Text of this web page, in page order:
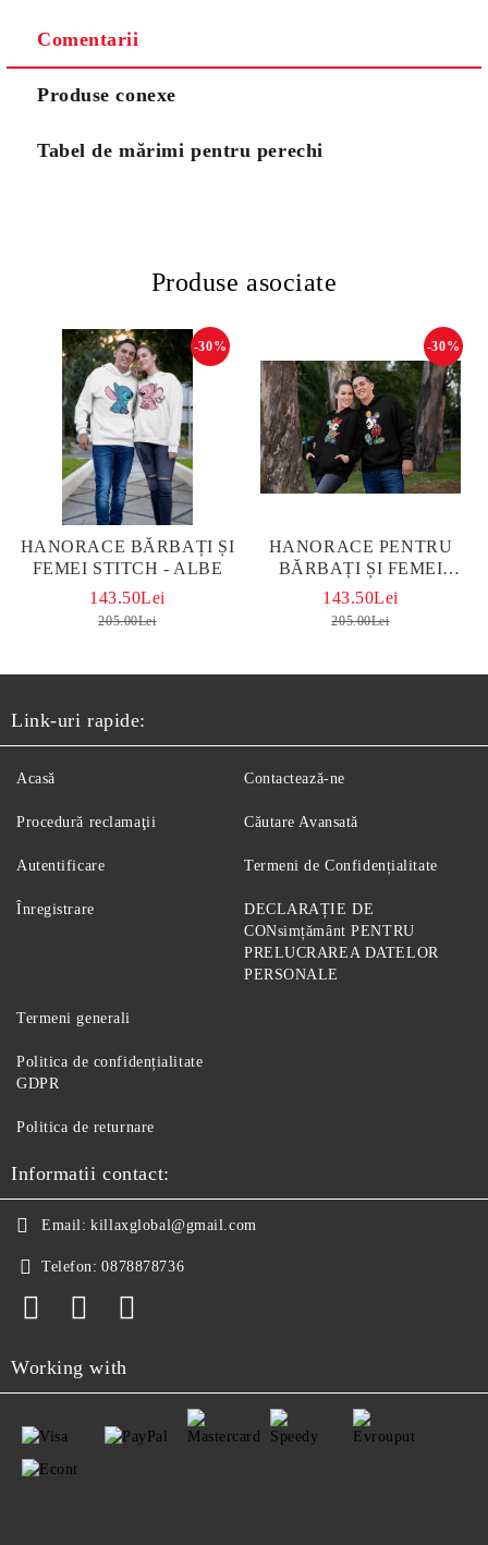
Comentarii
Produse conexe
Tabel de mărimi pentru perechi
Produse asociate
HANORACE BĂRBAȚI ȘI
FEMEI STITCH - ALBE
-30%
143.50Lei
205.00Lei
HANORACE PENTRU
BĂRBAȚI ȘI FEMEI
MICKEY-MINNIE MOUSE
NEGRU
-30%
143.50Lei
205.00Lei
Link-uri rapide:
Acasă
Procedură reclamaţii
Autentificare
Înregistrare
Contactează-ne
Căutare Avansată
Termeni de Confidențialitate
DECLARAȚIE DE
CONsimțământ PENTRU
PRELUCRAREA DATELOR
PERSONALE
Termeni generali
Politica de confidențialitate
GDPR
Politica de returnare
Informatii contact:
Email: killaxglobal@gmail.com
Telefon: 0878878736
Working with